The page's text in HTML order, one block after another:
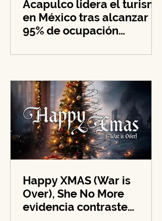
Acapulco lidera el turismo
en México tras alcanzar
costera
Happy XMAS (War is
Over), She No More